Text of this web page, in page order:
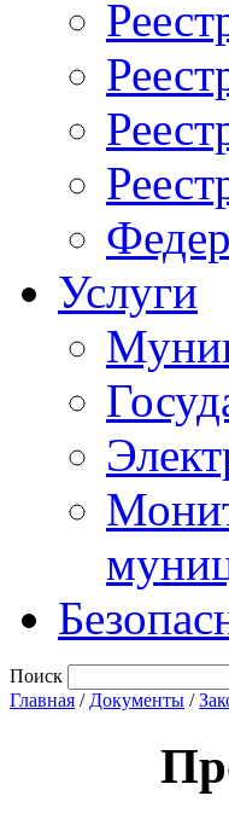
Услуги
Поиск
Главная / Документы /